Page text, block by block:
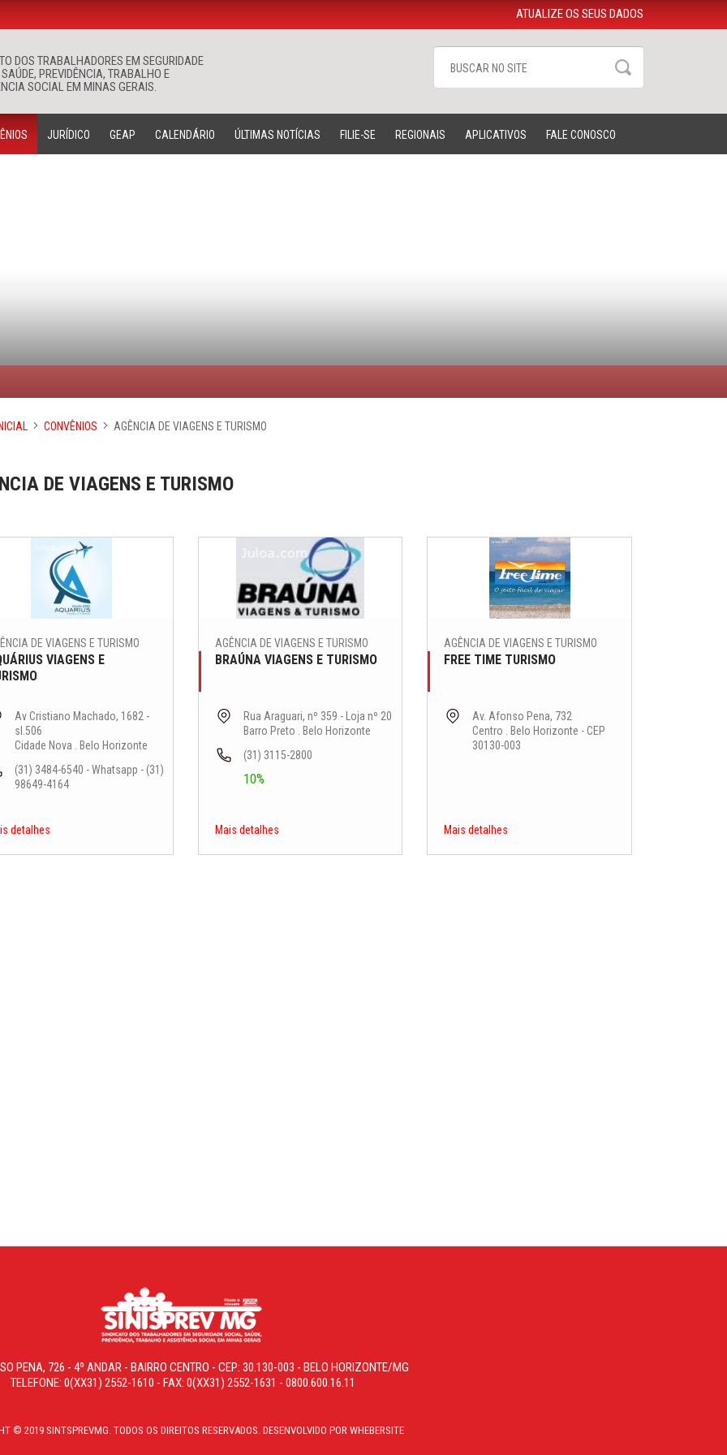
DOS TRABALHADORES EM SEGURIDADE
PREVIDÊNCIA, TRABALHO E
SOCIAL EM MINAS GERAIS.
Buscar
ATUALIZE OS SEUS DADOS
JURÍDICO GEAP CALENDÁRIO ÚLTIMAS NOTÍCIAS FILIE-SE REGIONAIS APLICATIVOS FALE CONOSCO
CONVÊNIOS AGÊNCIA DE VIAGENS E TURISMO
DE VIAGENS E TURISMO
DE VIAGENS E TURISMO
VIAGENS E
Av Cristiano Machado, 1682 -
sl.506
Cidade Nova . Belo Horizonte
(31) 3484-6540 - Whatsapp - (31)
98649-4164
detalhes
AGÊNCIA DE VIAGENS E TURISMO
BRAÚNA VIAGENS E TURISMO
Rua Araguari, nº 359 - Loja nº 20
Barro Preto . Belo Horizonte
(31) 3115-2800
10%
Mais detalhes
AGÊNCIA DE VIAGENS E TURISMO
FREE TIME TURISMO
Av. Afonso Pena, 732
Centro . Belo Horizonte - CEP
30130-003
Mais detalhes
31
PENA, 726 - 4º ANDAR - BAIRRO CENTRO - CEP: 30.130-003 - BELO HORIZONTE/MG
TELEFONE: 0(XX31) 2552-1610 - FAX: 0(XX31) 2552-1631 - 0800.600.16.11